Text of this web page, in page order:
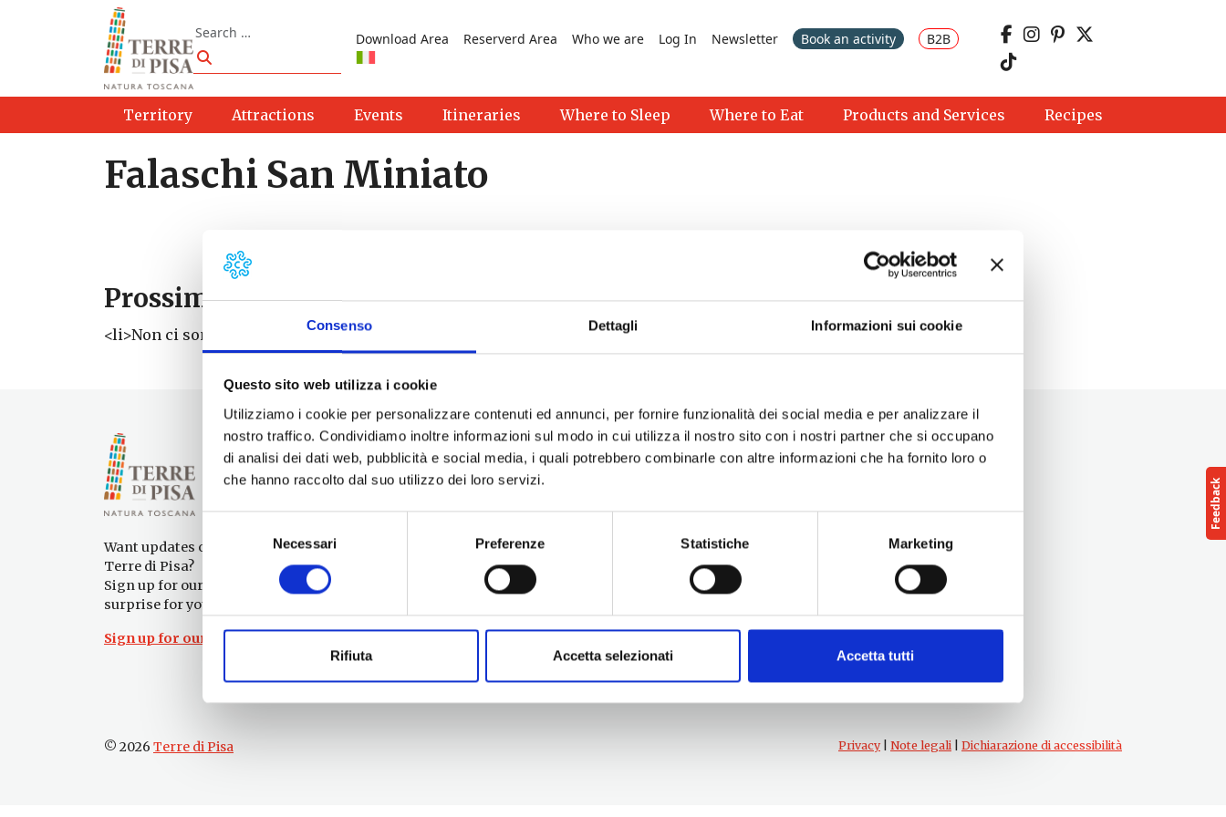
Consenso Dettagli Informazioni sui cookie
Questo sito web utilizza i cookie
Utilizziamo i cookie per personalizzare contenuti ed annunci, per fornire funzionalità dei social media e per analizzare il
nostro traffico. Condividiamo inoltre informazioni sul modo in cui utilizza il nostro sito con i nostri partner che si occupano
di analisi dei dati web, pubblicità e social media, i quali potrebbero combinarle con altre informazioni che ha fornito loro o
che hanno raccolto dal suo utilizzo dei loro servizi.
del
Necessari Preferenze Statistiche Marketing
Rifiuta Accetta selezionati Accetta tutti
Search
Search
Download Area Reserverd Area Who we are Log In Newsletter Book an activity B2B
Territory Attractions Events Itineraries Where to Sleep Where to Eat Products and Services Recipes
Falaschi San Miniato
Prossimi eventi
<li>Non ci sono eventi con questo tag</li>
Want updates on what to do and see in the
Terre di Pisa?
Sign up for our newsletter! An immediate
surprise for you!
Sign up for our Newsletter!
Information
Promotion and Development Service
Internationalisation, Tourism and
turismo@tno.camcom.it
Experiences
Territory
Events
Who we are
Press & media
Follow us
© 2026 Terre di Pisa Privacy| Note legali Dichiarazione di accessibilità